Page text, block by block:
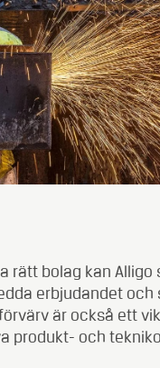
rätt bolag kan Alligo
erbjudandet och
är också ett
produkt- och